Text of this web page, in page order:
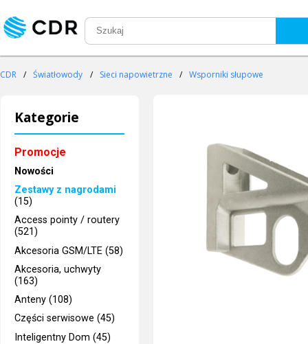
CDR / Światłowody / Sieci napowietrzne / Wsporniki słupowe
Kategorie
Promocje
Nowości
Zestawy z nagrodami
(15)
Access pointy / routery
(521)
Akcesoria GSM/LTE (58)
Akcesoria, uchwyty
(163)
Anteny (108)
Części serwisowe (45)
Inteligentny Dom (45)